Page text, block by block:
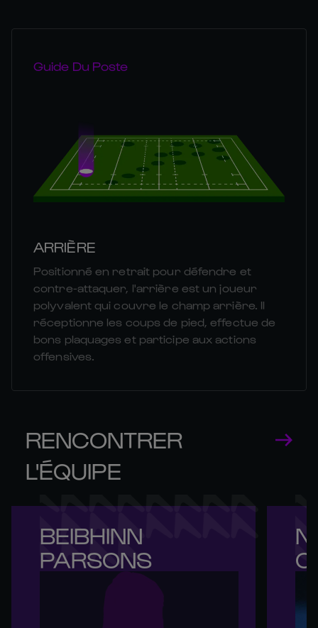
Guide Du Poste
ARRIÈRE
Positionné en retrait pour défendre et
contre-attaquer, l'arrière est un joueur
polyvalent qui couvre le champ arrière. Il
réceptionne les coups de pied, effectue de
bons plaquages et participe aux actions
offensives.
RENCONTRER
L'ÉQUIPE
BEIBHINN
PARSONS